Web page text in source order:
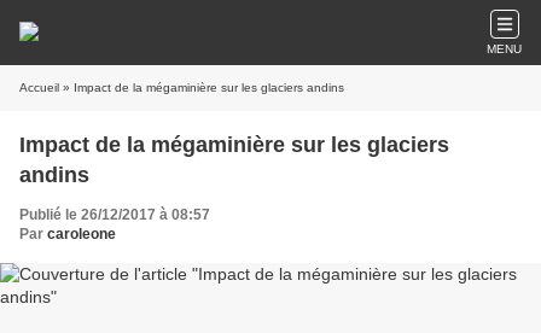
MENU
Accueil » Impact de la mégaminière sur les glaciers andins
Impact de la mégaminière sur les glaciers
andins
Publié le 26/12/2017 à 08:57
Par caroleone